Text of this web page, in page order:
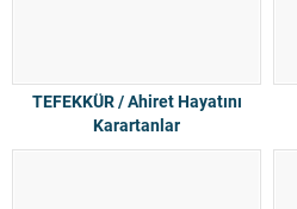
TEFEKKÜR / Ahiret Hayatını
Karartanlar